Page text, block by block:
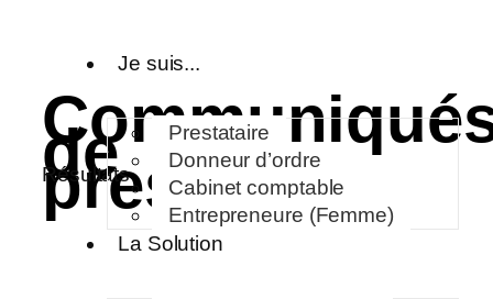
Je suis...
Prestataire
Donneur d’ordre
Cabinet comptable
Entrepreneure (Femme)
La Solution
de
presse
Résultats